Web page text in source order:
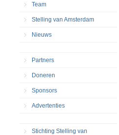
Team
Stelling van Amsterdam
Nieuws
Partners
Doneren
Sponsors
Advertenties
Stichting Stelling van